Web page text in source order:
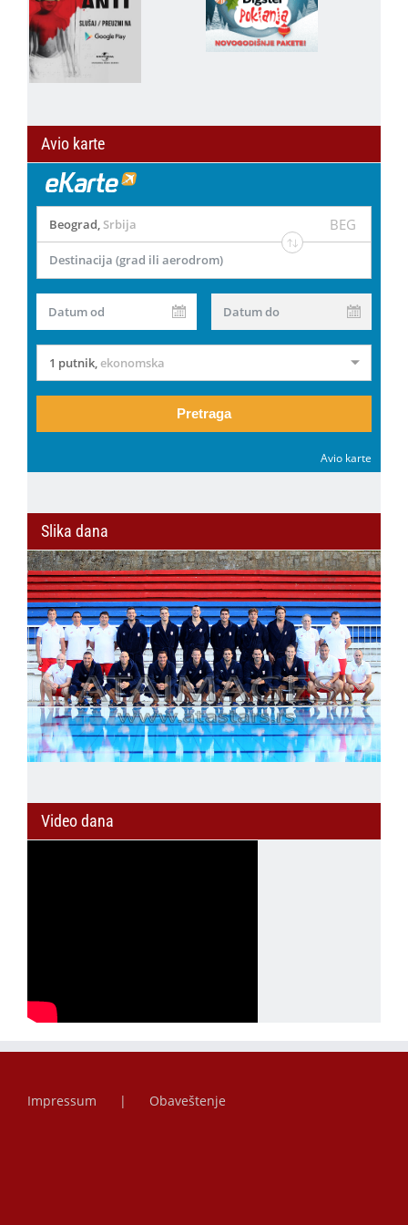
Avio karte
Beograd, Srbija BEG
Destinacija (grad ili aerodrom)
Datum od Datum do
1 putnik,ekonomska
Pretraga
Avio karte
Slika dana
Video dana
Impressum Obaveštenje